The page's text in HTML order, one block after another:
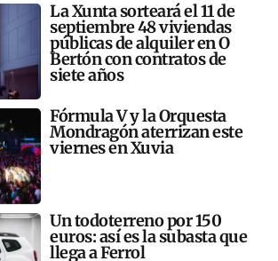
La Xunta sorteará el 11 de
septiembre 48 viviendas
públicas de alquiler en O
Bertón con contratos de
siete años
Fórmula V y la Orquesta
Mondragón aterrizan este
viernes en Xuvia
Un todoterreno por 150
euros: así es la subasta que
llega a Ferrol